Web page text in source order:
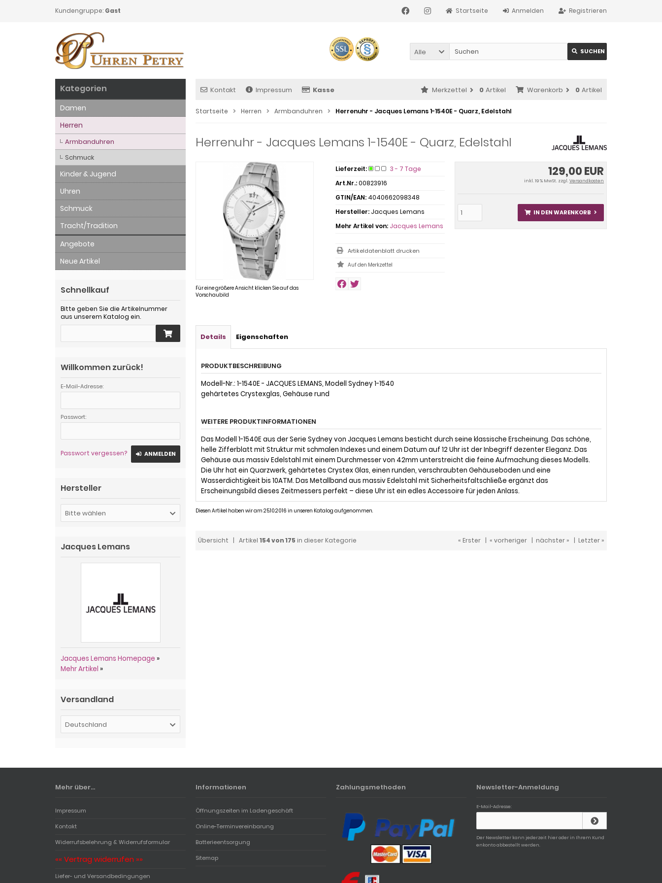
Kundengruppe: Gast Registrieren
Anmelden
Startseite
Alle SUCHEN
Kontakt Impressum Kasse Warenkorb 0 Artikel
Merkzettel 0 Artikel
Startseite Herren Armbanduhren Herrenuhr - Jacques Lemans 1-1540E - Quarz, Edelstahl
Herrenuhr - Jacques Lemans 1-1540E - Quarz, Edelstahl
Für eine größere Ansicht klicken Sie auf das
Vorschaubild
129,00 EUR
inkl. 19 % MwSt. zzgl.Versandkosten
IN DEN WARENKORB
Lieferzeit:
3 - 7 Tage
Art.Nr.:00823916
GTIN/EAN: 4040662098348
Hersteller: Jacques Lemans
Mehr Artikel von: Jacques Lemans
Artikeldatenblatt drucken
Details Eigenschaften
PRODUKTBESCHREIBUNG
Modell-Nr.: 1-1540E - JACQUES LEMANS, Modell Sydney 1-1540
gehärtetes Crystexglas, Gehäuse rund
WEITERE PRODUKTINFORMATIONEN
Das Modell 1-1540E aus der Serie Sydney von Jacques Lemans besticht durch seine klassische Erscheinung. Das schöne,
helle Zifferblatt mit Struktur mit schmalen Indexes und einem Datum auf 12 Uhr ist der Inbegriff dezenter Eleganz. Das
Gehäuse aus massiv Edelstahl mit einem Durchmesser von 42mm unterstreicht die feine Aufmachung dieses Modells.
Die Uhr hat ein Quarzwerk, gehärtetes Crystex Glas, einen runden, verschraubten Gehäuseboden und eine
Wasserdichtigkeit bis 10ATM. Das Metallband aus massiv Edelstahl mit Sicherheitsfaltschließe ergänzt das
Erscheinungsbild dieses Zeitmessers perfekt – diese Uhr ist ein edles Accessoire für jeden Anlass.
Diesen Artikel haben wir am 25.10.2016 in unseren Katalog aufgenommen.
Übersicht | Artikel 154 von 175 in dieser Kategorie « Erster | « vorheriger | nächster » | Letzter »
Kategorien
Damen
Herren
Armbanduhren
Schmuck
Kinder & Jugend
Uhren
Schmuck
Tracht/Tradition
Angebote
Neue Artikel
Schnellkauf
Bitte geben Sie die Artikelnummer
aus unserem Katalog ein.
Willkommen zurück!
E-Mail-Adresse:
Passwort:
Passwort vergessen? ANMELDEN
Hersteller
Bitte wählen
Jacques Lemans
Jacques Lemans Homepage »
Mehr Artikel »
Versandland
Deutschland
Mehr über...
Impressum
Kontakt
Widerrufsbelehrung & Widerrufsformular
«« Vertrag widerrufen »»
Liefer- und Versandbedingungen
Informationen
Öffnungszeiten im Ladengeschäft
Online-Terminvereinbarung
Batterieentsorgung
Sitemap
Zahlungsmethoden Newsletter-Anmeldung
E-Mail-Adresse:
Der Newsletter kann jederzeit hier oder in Ihrem Kund
enkonto abbestellt werden.